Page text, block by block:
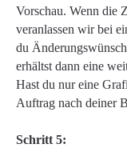
Vorschau. Wenn die
veranlassen wir bei
du
erhältst dann eine
Hast du nur eine
Auftrag nach deiner
Schritt 5: